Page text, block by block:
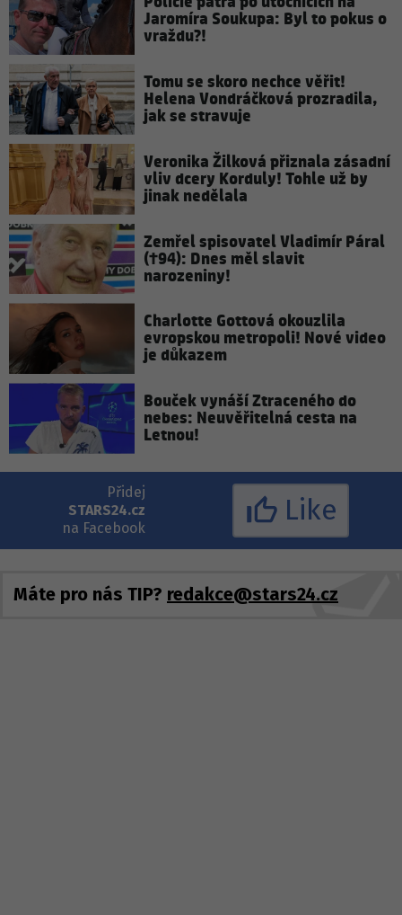
Jaromíra Soukupa: Byl to pokus o
vraždu?!
Tomu se skoro nechce věřit!
Helena Vondráčková prozradila,
jak se stravuje
Veronika Žilková přiznala zásadní
vliv dcery Korduly! Tohle už by
jinak nedělala
Zemřel spisovatel Vladimír Páral
(†94): Dnes měl slavit
narozeniny!
Charlotte Gottová okouzlila
evropskou metropoli! Nové video
je důkazem
Bouček vynáší Ztraceného do
nebes: Neuvěřitelná cesta na
Letnou!
Přidej
STARS24.cz
na Facebook
Like
Máte pro nás TIP? redakce@stars24.cz